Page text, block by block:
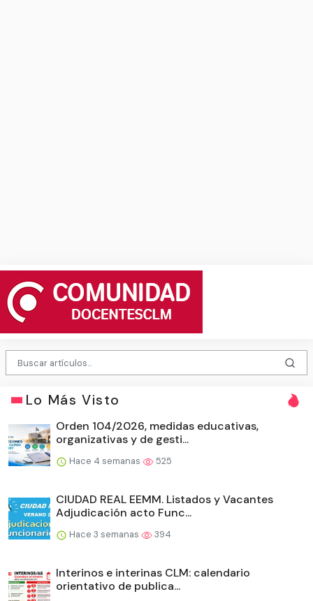
Lo Más Visto
Orden 104/2026, medidas educativas,
organizativas y de gesti...
Hace 4 semanas 525
CIUDAD REAL EEMM. Listados y Vacantes
Adjudicación acto Func...
Hace 3 semanas 394
Interinos e interinas CLM: calendario
orientativo de publica...